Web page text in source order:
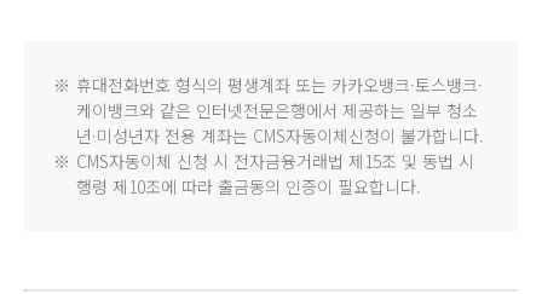
※ 휴대전화번호 형식의 평생계좌 또는 카카오뱅크·토스뱅크·
케이뱅크와 같은 인터넷전문은행에서 제공하는 일부 청소
년·미성년자 전용 계좌는 CMS자동이체신청이 불가합니다.
※ CMS자동이체 신청 시 전자금융거래법 제15조 및 동법 시
행령 제10조에 따라 출금동의 인증이 필요합니다.